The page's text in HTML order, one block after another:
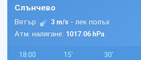
Слънчево
Вятър: 3 m/s - лек полъх
Атм. налягане: 1017.06 hPa
18:00 15' 30'